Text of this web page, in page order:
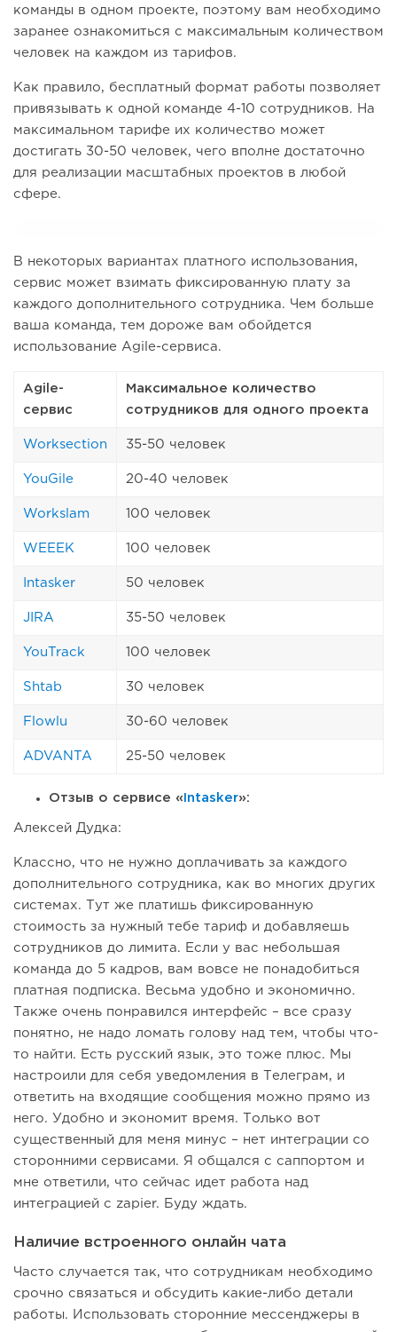
команды в одном проекте, поэтому вам необходимо
заранее ознакомиться с максимальным количеством
человек на каждом из тарифов.
Как правило, бесплатный формат работы позволяет
привязывать к одной команде 4-10 сотрудников. На
максимальном тарифе их количество может
достигать 30-50 человек, чего вполне достаточно
для реализации масштабных проектов в любой
сфере.
В некоторых вариантах платного использования,
сервис может взимать фиксированную плату за
каждого дополнительного сотрудника. Чем больше
ваша команда, тем дороже вам обойдется
использование Agile-сервиса.
Agile-
сервис
Максимальное количество
сотрудников для одного проекта
Worksection 35-50 человек
YouGile 20-40 человек
Workslam 100 человек
WEEEK 100 человек
Intasker 50 человек
JIRA 35-50 человек
YouTrack 100 человек
Shtab 30 человек
Flowlu 30-60 человек
ADVANTA 25-50 человек
Отзыв о сервисе « Intasker»:
Алексей Дудка:
Классно, что не нужно доплачивать за каждого
дополнительного сотрудника, как во многих других
системах. Тут же платишь фиксированную
стоимость за нужный тебе тариф и добавляешь
сотрудников до лимита. Если у вас небольшая
команда до 5 кадров, вам вовсе не понадобиться
платная подписка. Весьма удобно и экономично.
Также очень понравился интерфейс – все сразу
понятно, не надо ломать голову над тем, чтобы что-
то найти. Есть русский язык, это тоже плюс. Мы
настроили для себя уведомления в Телеграм, и
ответить на входящие сообщения можно прямо из
него. Удобно и экономит время. Только вот
существенный для меня минус – нет интеграции со
сторонними сервисами. Я общался с саппортом и
мне ответили, что сейчас идет работа над
интеграцией с zapier. Буду ждать.
Наличие встроенного онлайн чата
Часто случается так, что сотрудникам необходимо
срочно связаться и обсудить какие-либо детали
работы. Использовать сторонние мессенджеры в